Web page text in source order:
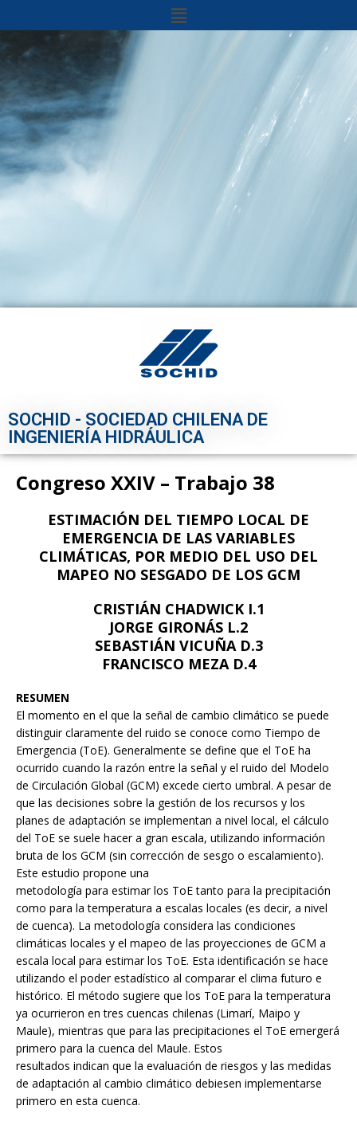
SOCHID - SOCIEDAD CHILENA DE
INGENIERÍA HIDRÁULICA
Congreso XXIV – Trabajo 38
ESTIMACIÓN DEL TIEMPO LOCAL DE
EMERGENCIA DE LAS VARIABLES
CLIMÁTICAS, POR MEDIO DEL USO DEL
MAPEO NO SESGADO DE LOS GCM
CRISTIÁN CHADWICK I.1
JORGE GIRONÁS L.2
SEBASTIÁN VICUÑA D.3
FRANCISCO MEZA D.4
RESUMEN
El momento en el que la señal de cambio climático se puede
distinguir claramente del ruido se conoce como Tiempo de
Emergencia (ToE). Generalmente se define que el ToE ha
ocurrido cuando la razón entre la señal y el ruido del Modelo
de Circulación Global (GCM) excede cierto umbral. A pesar de
que las decisiones sobre la gestión de los recursos y los
planes de adaptación se implementan a nivel local, el cálculo
del ToE se suele hacer a gran escala, utilizando información
bruta de los GCM (sin corrección de sesgo o escalamiento).
Este estudio propone una
metodología para estimar los ToE tanto para la precipitación
como para la temperatura a escalas locales (es decir, a nivel
de cuenca). La metodología considera las condiciones
climáticas locales y el mapeo de las proyecciones de GCM a
escala local para estimar los ToE. Esta identificación se hace
utilizando el poder estadístico al comparar el clima futuro e
histórico. El método sugiere que los ToE para la temperatura
ya ocurrieron en tres cuencas chilenas (Limarí, Maipo y
Maule), mientras que para las precipitaciones el ToE emergerá
primero para la cuenca del Maule. Estos
resultados indican que la evaluación de riesgos y las medidas
de adaptación al cambio climático debiesen implementarse
primero en esta cuenca.